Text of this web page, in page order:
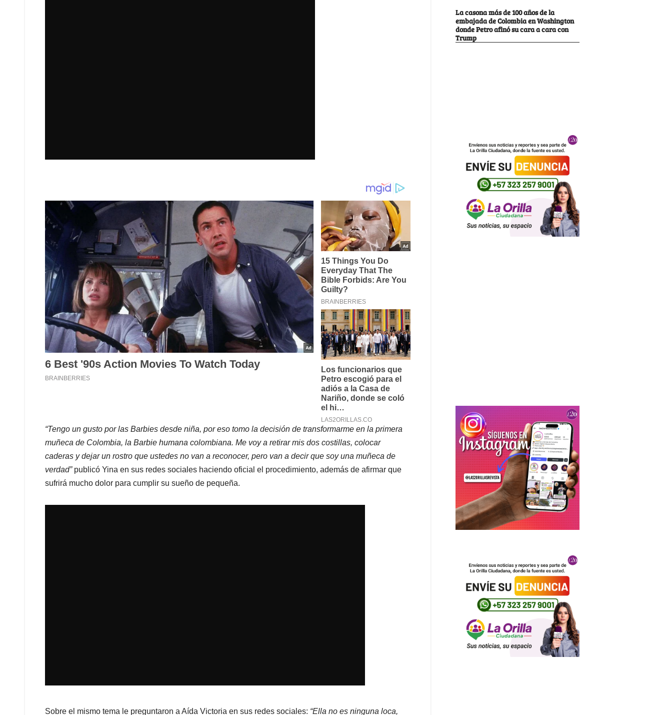
“Tengo un gusto por las Barbies desde niña, por eso tomo la decisión de transformarme en la primera
muñeca de Colombia, la Barbie humana colombiana. Me voy a retirar mis dos costillas, colocar
caderas y dejar un rostro que ustedes no van a reconocer, pero van a decir que soy una muñeca de
verdad”publicó Yina en sus redes sociales haciendo oficial el procedimiento, además de afirmar que
sufrirá mucho dolor para cumplir su sueño de pequeña.
Sobre el mismo tema le preguntaron a Aída Victoria en sus redes sociales: “Ella no es ninguna loca,
La casona más de 100 años de la
embajada de Colombia en Washington
donde Petro afinó su cara a cara con
Trump